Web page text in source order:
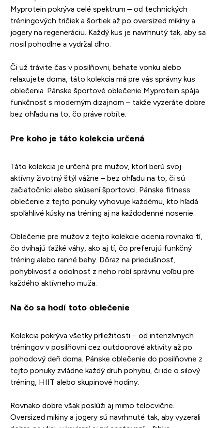
Myprotein pokrýva celé spektrum – od technických
tréningových tričiek a šortiek až po oversized mikiny a
jogery na regeneráciu. Každý kus je navrhnutý tak, aby sa
nosil pohodlne a vydržal dlho.
Či už trávite čas v posilňovni, behate vonku alebo
relaxujete doma, táto kolekcia má pre vás správny kus
oblečenia. Pánske športové oblečenie Myprotein spája
funkčnosť s moderným dizajnom – takže vyzeráte dobre
bez ohľadu na to, čo práve robíte.
Pre koho je táto kolekcia určená
Táto kolekcia je určená pre mužov, ktorí berú svoj
aktívny životný štýl vážne – bez ohľadu na to, či sú
začiatočníci alebo skúsení športovci. Pánske fitness
oblečenie z tejto ponuky vyhovuje každému, kto hľadá
spoľahlivé kúsky na tréning aj na každodenné nosenie.
Oblečenie pre mužov z tejto kolekcie ocenia rovnako tí,
čo dvíhajú ťažké váhy, ako aj tí, čo preferujú funkčný
tréning alebo ranné behy. Dôraz na priedušnosť,
pohyblivosť a odolnosť z neho robí správnu voľbu pre
každého aktívneho muža.
Na čo sa hodí toto oblečenie
Kolekcia pokrýva všetky príležitosti – od intenzívnych
tréningov v posilňovni cez outdoorové aktivity až po
pohodový deň doma. Pánske oblečenie do posilňovne z
tejto ponuky zvládne každý druh pohybu, či ide o silový
tréning, HIIT alebo skupinové hodiny.
Rovnako dobre však poslúži aj mimo telocvične.
Oversized mikiny a jogery sú navrhnuté tak, aby vyzerali